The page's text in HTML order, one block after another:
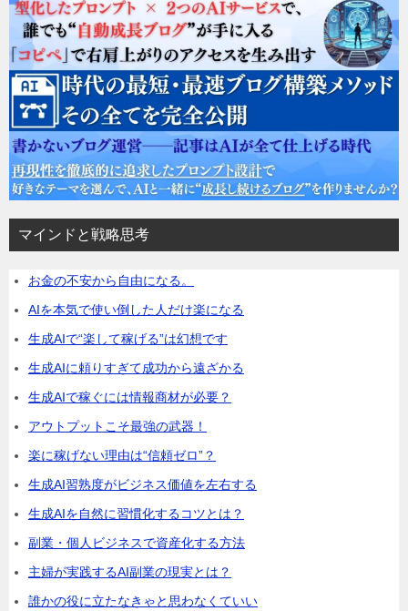
マインドと戦略思考
お金の不安から自由になる。
AIを本気で使い倒した人だけ楽になる
生成AIで“楽して稼げる”は幻想です
生成AIに頼りすぎて成功から遠ざかる
生成AIで稼ぐには情報商材が必要？
アウトプットこそ最強の武器！
楽に稼げない理由は“信頼ゼロ”？
生成AI習熟度がビジネス価値を左右する
生成AIを自然に習慣化するコツとは？
副業・個人ビジネスで資産化する方法
主婦が実践するAI副業の現実とは？
誰かの役に立たなきゃと思わなくていい